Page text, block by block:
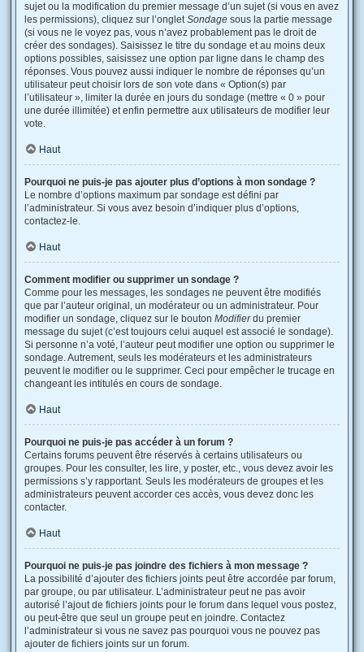
sujet ou la modification du premier message d’un sujet (si vous en avez
les permissions), cliquez sur l’ongletSondage sous la partie message
(si vous ne le voyez pas, vous n’avez probablement pas le droit de
créer des sondages). Saisissez le titre du sondage et au moins deux
options possibles, saisissez une option par ligne dans le champ des
réponses. Vous pouvez aussi indiquer le nombre de réponses qu’un
utilisateur peut choisir lors de son vote dans « Option(s) par
l’utilisateur », limiter la durée en jours du sondage (mettre « 0 » pour
une durée illimitée) et enfin permettre aux utilisateurs de modifier leur
vote.
Haut
Pourquoi ne puis-je pas ajouter plus d’options à mon sondage ?
Le nombre d’options maximum par sondage est défini par
l’administrateur. Si vous avez besoin d’indiquer plus d’options,
contactez-le.
Haut
Comment modifier ou supprimer un sondage ?
Comme pour les messages, les sondages ne peuvent être modifiés
que par l’auteur original, un modérateur ou un administrateur. Pour
modifier un sondage, cliquez sur le bouton Modifierdu premier
message du sujet (c’est toujours celui auquel est associé le sondage).
Si personne n’a voté, l’auteur peut modifier une option ou supprimer le
sondage. Autrement, seuls les modérateurs et les administrateurs
peuvent le modifier ou le supprimer. Ceci pour empêcher le trucage en
changeant les intitulés en cours de sondage.
Haut
Pourquoi ne puis-je pas accéder à un forum ?
Certains forums peuvent être réservés à certains utilisateurs ou
groupes. Pour les consulter, les lire, y poster, etc., vous devez avoir les
permissions s’y rapportant. Seuls les modérateurs de groupes et les
administrateurs peuvent accorder ces accès, vous devez donc les
contacter.
Haut
Pourquoi ne puis-je pas joindre des fichiers à mon message ?
La possibilité d’ajouter des fichiers joints peut être accordée par forum,
par groupe, ou par utilisateur. L’administrateur peut ne pas avoir
autorisé l’ajout de fichiers joints pour le forum dans lequel vous postez,
ou peut-être que seul un groupe peut en joindre. Contactez
l’administrateur si vous ne savez pas pourquoi vous ne pouvez pas
ajouter de fichiers joints sur un forum.